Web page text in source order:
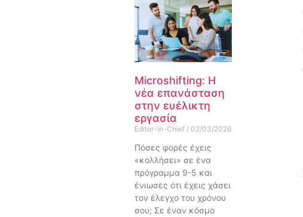
Microshifting: Η
νέα επανάσταση
στην ευέλικτη
εργασία
Editor-in-Chief 02/03/2026
Πόσες φορές έχεις
«κολλήσει» σε ένα
πρόγραμμα 9-5 και
ένιωσες ότι έχεις χάσει
τον έλεγχο του χρόνου
σου; Σε έναν κόσμο